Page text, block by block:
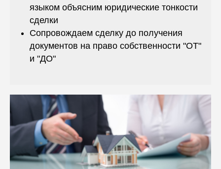
языком объясним юридические тонкости
сделки
Сопровождаем сделку до получения
документов на право собственности "ОТ"
и "ДО"